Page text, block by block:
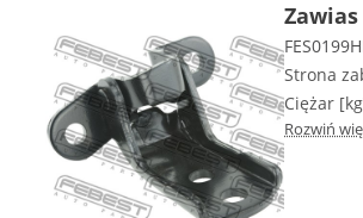
Zawias
Strona
Ciężar
Rozwiń